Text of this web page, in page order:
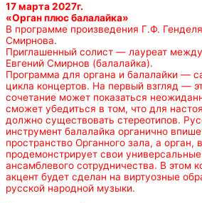
17 марта 2027г.
«Орган плюс балалайка»
В программе произведения Г.Ф.
Смирнова.
Приглашенный солист — лауреат
Евгений Смирнов (балалайка).
Программа для органа и балалайки —
цикла концертов. На первый взгляд —
сочетание может показаться
сможет убедиться в том, что для
должно существовать стереотипов.
инструмент балалайка органично
пространство Органного зала, а орган,
продемонстрирует свои
ансамблевого сотрудничества. В этом
акцент будет сделан на виртуозные
русской народной музыки.